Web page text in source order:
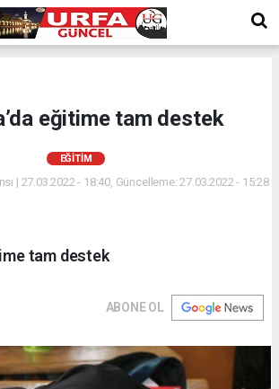
eğitime tam destek
EĞITIM
| 27.03.2022 - 18:40, Güncelleme: 27.03.2022 - 15:28
tam destek
ABONE OL